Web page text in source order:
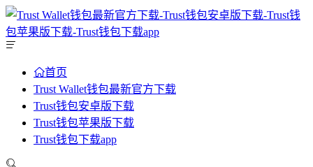
首页
Trust Wallet钱包最新官方下载
Trust钱包安卓版下载
Trust钱包苹果版下载
Trust钱包下载app